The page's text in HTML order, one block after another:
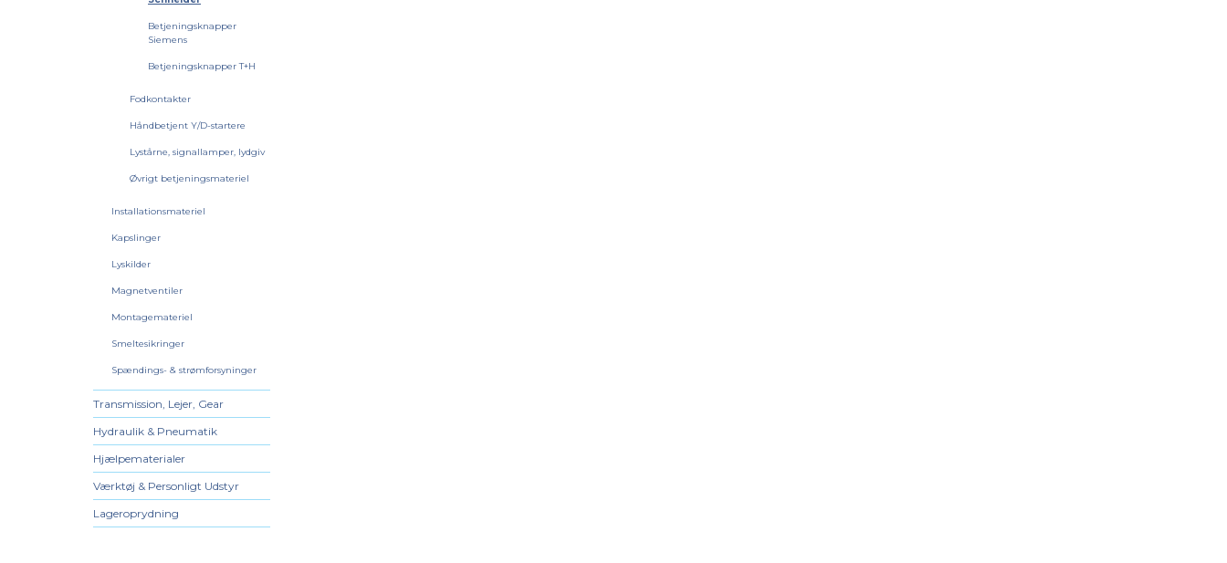
Betjeningsknapper
Siemens
Betjeningsknapper T+H
Fodkontakter
Håndbetjent Y/D-startere
Lystårne, signallamper, lydgiv
Øvrigt betjeningsmateriel
Installationsmateriel
Kapslinger
Lyskilder
Magnetventiler
Montagemateriel
Smeltesikringer
Spændings- & strømforsyninger
Transmission, Lejer, Gear
Hydraulik & Pneumatik
Hjælpematerialer
Værktøj & Personligt Udstyr
Lageroprydning